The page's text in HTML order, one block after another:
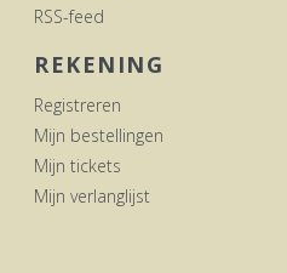
RSS-feed
REKENING
Registreren
Mijn bestellingen
Mijn tickets
Mijn verlanglijst